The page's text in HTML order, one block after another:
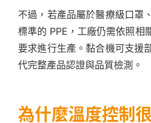
不過，若產品屬於醫療級口罩
標準的 PPE，工廠仍需依照相
要求進行生產。黏合機可支援
代完整產品認證與品質檢測。
為什麼溫度控制